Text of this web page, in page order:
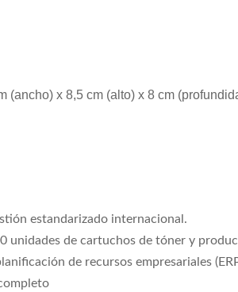
(ancho) x 8,5 cm (alto) x 8 cm
estandarizado internacional.
unidades de cartuchos de tóner y
de recursos empresariales